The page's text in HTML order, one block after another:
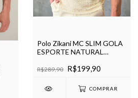
Polo Zikani MC SLIM GOLA
ESPORTE NATURAL
R$289,90 R$199,90
COMPRAR